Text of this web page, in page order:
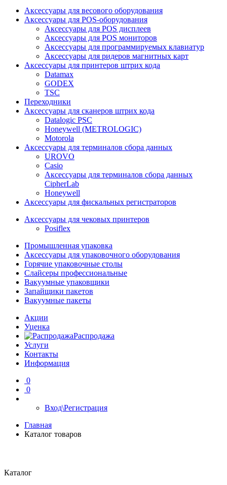
Аксессуары для весового оборудования
Аксессуары для POS-оборудования
Аксессуары для POS дисплеев
Аксессуары для POS мониторов
Аксессуары для программируемых клавиатур
Аксессуары для ридеров магнитных карт
Аксессуары для принтеров штрих кода
Datamax
GODEX
TSC
Переходники
Аксессуары для сканеров штрих кода
Datalogic PSC
Honeywell (METROLOGIC)
Motorola
Аксессуары для терминалов сбора данных
UROVO
Casio
Аксессуары для терминалов сбора данных
CipherLab
Honeywell
Аксессуары для фискальных регистраторов
Аксессуары для чековых принтеров
Posiflex
Промышленная упаковка
Аксессуары для упаковочного оборудования
Горячие упаковочные столы
Слайсеры профессиональные
Вакуумные упаковщики
Запайщики пакетов
Вакуумные пакеты
Акции
Уценка
Распродажа
Услуги
Контакты
Информация
0
0
Вход\Регистрация
Главная
Каталог товаров
Каталог